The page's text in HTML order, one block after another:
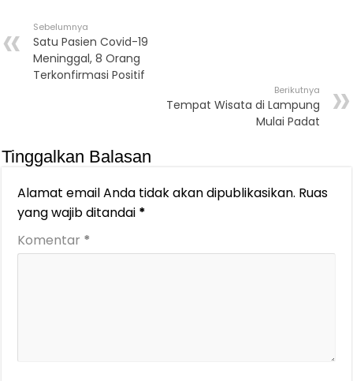
Sebelumnya
Satu Pasien Covid-19
Meninggal, 8 Orang
Terkonfirmasi Positif
Berikutnya
Tempat Wisata di Lampung
Mulai Padat
Tinggalkan Balasan
Alamat email Anda tidak akan dipublikasikan. Ruas
yang wajib ditandai *
Komentar *